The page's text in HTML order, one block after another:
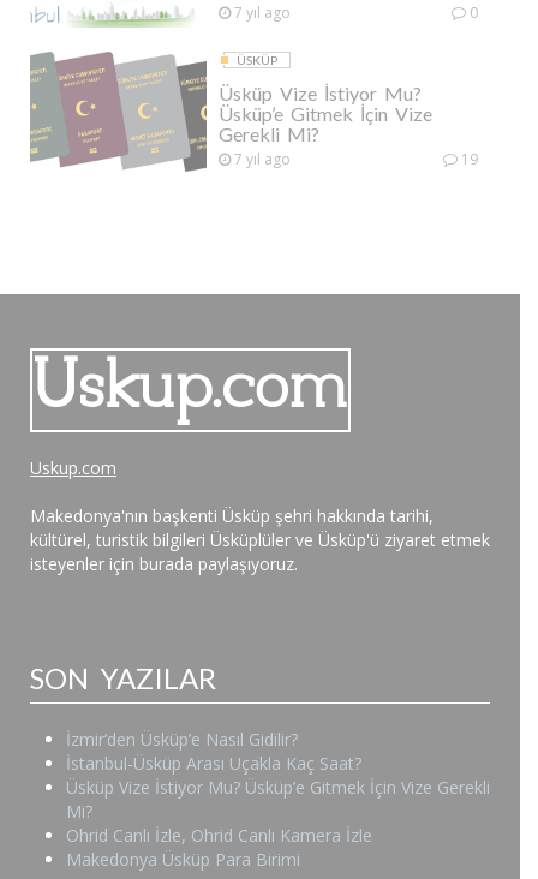
7 yıl ago 0
ÜSKÜP
Üsküp Vize İstiyor Mu?
Üsküp’e Gitmek İçin Vize
Gerekli Mi?
7 yıl ago 19
Uskup.com
Makedonya'nın başkenti Üsküp şehri hakkında tarihi,
kültürel, turistik bilgileri Üsküplüler ve Üsküp'ü ziyaret etmek
isteyenler için burada paylaşıyoruz.
SON YAZILAR
İzmir’den Üsküp’e Nasıl Gidilir?
İstanbul-Üsküp Arası Uçakla Kaç Saat?
Üsküp Vize İstiyor Mu? Üsküp’e Gitmek İçin Vize Gerekli
Mi?
Ohrid Canlı İzle, Ohrid Canlı Kamera İzle
Makedonya Üsküp Para Birimi